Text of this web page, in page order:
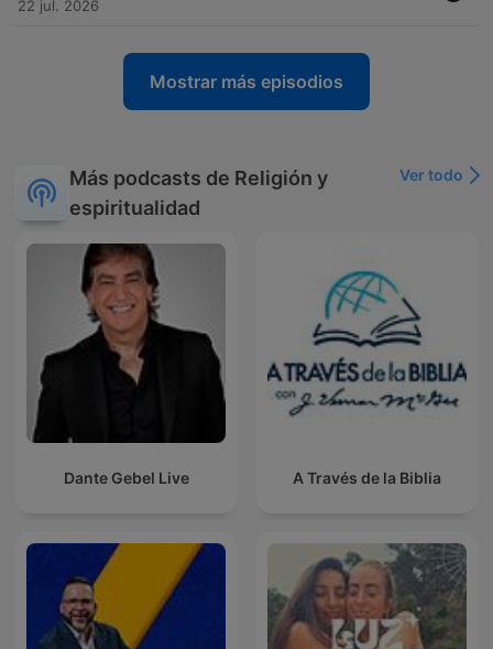
22 jul. 2026
Mostrar más episodios
Más podcasts de Religión y
espiritualidad
Ver todo
Dante Gebel Live A Través de la Biblia